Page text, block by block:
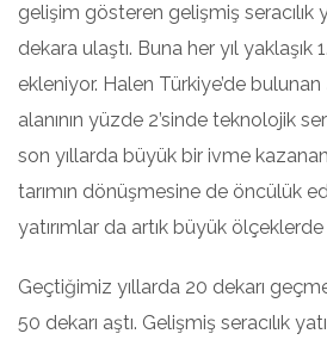
gelişim gösteren gelişmiş seracılık
dekara ulaştı. Buna her yıl yaklaşık
ekleniyor. Halen Türkiye’de
alanının yüzde 2’sinde teknolojik
son yıllarda büyük bir ivme
tarımın dönüşmesine de öncülük
yatırımlar da artık büyük
Geçtiğimiz yıllarda 20 dekarı
50 dekarı aştı. Gelişmiş seracılık